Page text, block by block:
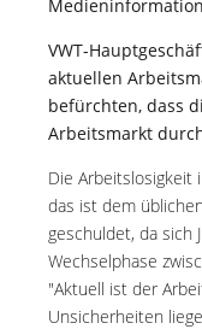
Medieninformation
VWT-
aktuellen
befürchten, dass
Arbeitsmarkt
Die Arbeitslosigkeit
das ist dem
geschuldet, da sich
Wechselphase
"Aktuell ist der
Unsicherheiten